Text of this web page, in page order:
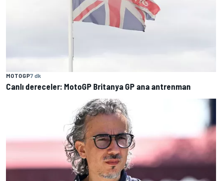
MOTOGP7 dk
Canlı dereceler: MotoGP Britanya GP ana antrenman